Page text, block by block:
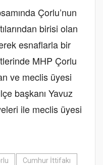
Çorlu’nun
birisi olan
esnaflarla bir
MHP Çorlu
ve meclis üyesi
başkanı Yavuz
ile meclis üyesi
Cumhur İttifakı